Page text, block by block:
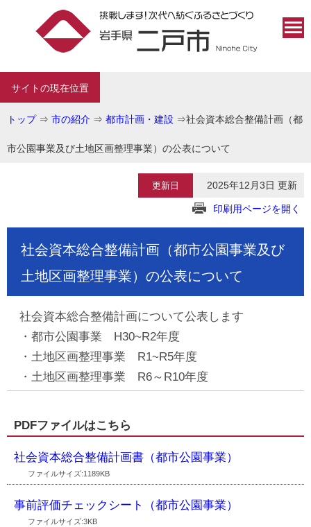
サイトの現在位置
トップ⇒ 市の紹介 ⇒ 都市計画・建設 ⇒社会資本総合整備計画（都
市公園事業及び土地区画整理事業）の公表について
更新日 2025年12月3日 更新
印刷用ページを開く
社会資本総合整備計画（都市公園事業及び
土地区画整理事業）の公表について
社会資本総合整備計画について公表します
・都市公園事業 H30~R2年度
・土地区画整理事業 R1~R5年度
・土地区画整理事業 R6～R10年度
PDFファイルはこちら
社会資本総合整備計画書（都市公園事業）
ファイルサイズ:1189KB
事前評価チェックシート（都市公園事業）
ファイルサイズ:3KB